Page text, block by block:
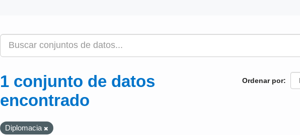
Ordenar por
1 conjunto de datos
encontrado
Diplomacia